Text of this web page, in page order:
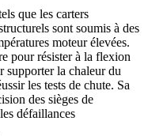
que les carters
sont soumis à des
moteur élevées.
pour résister à la flexion
supporter la chaleur du
les tests de chute. Sa
des sièges de
défaillances